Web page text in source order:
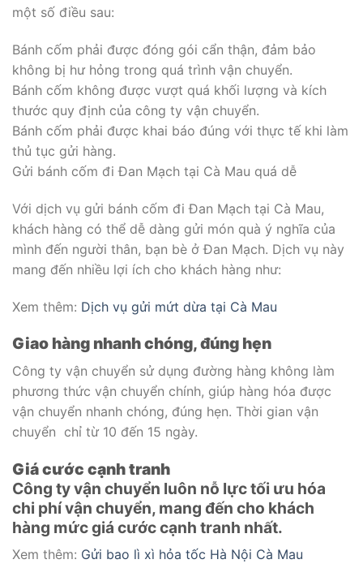
một số điều sau:
Bánh cốm phải được đóng gói cẩn thận, đảm bảo
không bị hư hỏng trong quá trình vận chuyển.
Bánh cốm không được vượt quá khối lượng và kích
thước quy định của công ty vận chuyển.
Bánh cốm phải được khai báo đúng với thực tế khi làm
thủ tục gửi hàng.
Gửi bánh cốm đi Đan Mạch tại Cà Mau quá dễ
Với dịch vụ gửi bánh cốm đi Đan Mạch tại Cà Mau,
khách hàng có thể dễ dàng gửi món quà ý nghĩa của
mình đến người thân, bạn bè ở Đan Mạch. Dịch vụ này
mang đến nhiều lợi ích cho khách hàng như:
Xem thêm: Dịch vụ gửi mứt dừa tại Cà Mau
Giao hàng nhanh chóng, đúng hẹn
Công ty vận chuyển sử dụng đường hàng không làm
phương thức vận chuyển chính, giúp hàng hóa được
vận chuyển nhanh chóng, đúng hẹn. Thời gian vận
chuyển chỉ từ 10 đến 15 ngày.
Giá cước cạnh tranh
Công ty vận chuyển luôn nỗ lực tối ưu hóa
chi phí vận chuyển, mang đến cho khách
hàng mức giá cước cạnh tranh nhất.
Xem thêm: Gửi bao lì xì hỏa tốc Hà Nội Cà Mau